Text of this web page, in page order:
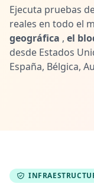
Ejecuta pruebas
reales en todo el
geográfica , el
desde Estados
España, Bélgica,